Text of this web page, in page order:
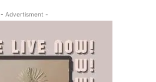
- Advertisment -